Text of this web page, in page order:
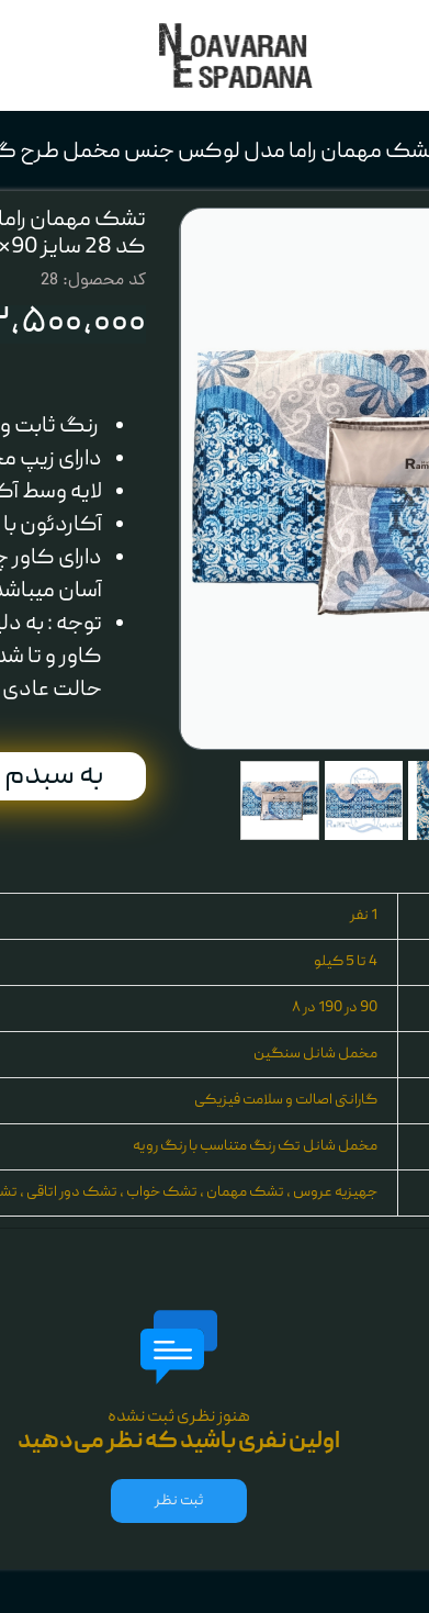
مهمان راما مدل لوکس جنس مخمل طرح گل آبی کد 28 سایز
تشک مهمان
کد 28 سایز 90×190 سانتی متر
کد محصول: 28
۲,۵۰۰,۰۰۰
رنگ ثابت
دارای
لایه وسط
آکاردئون
آسان
توجه : به
حالت
به
1 نفر
4 تا 5 کیلو
90 در 190 در ۸
مخمل شانل سنگین
گارانتی اصالت و سلامت فیزیکی
مخمل شانل تک رنگ متناسب با رنگ رویه
جهیزیه عروس ، تشک مهمان ، تشک خواب ، تشک دور اتاقی ،
هنوز نظری ثبت نشده
اولین نفری باشید که نظر می‌دهید
ثبت نظر